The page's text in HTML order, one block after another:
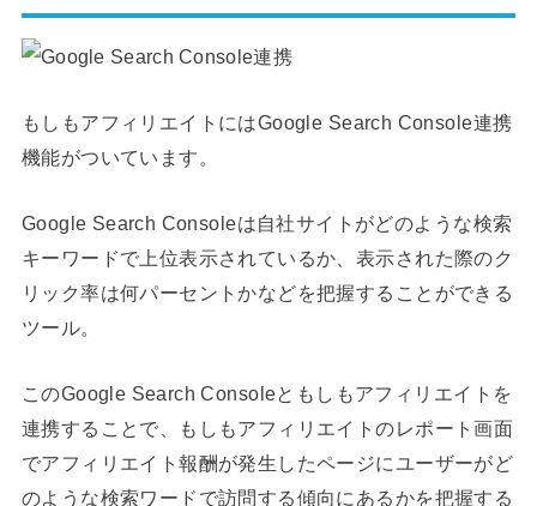
もしもアフィリエイトにはGoogle Search Console連携
機能がついています。
Google Search Consoleは自社サイトがどのような検索
キーワードで上位表示されているか、表示された際のク
リック率は何パーセントかなどを把握することができる
ツール。
このGoogle Search Consoleともしもアフィリエイトを
連携することで、もしもアフィリエイトのレポート画面
でアフィリエイト報酬が発生したページにユーザーがど
のような検索ワードで訪問する傾向にあるかを把握する